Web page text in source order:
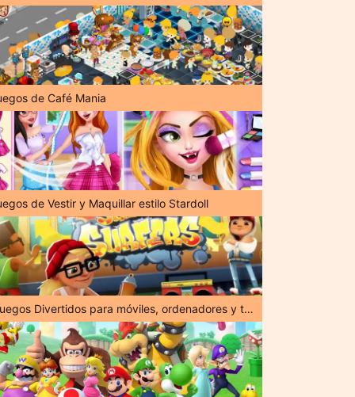
de Café Mania
de Vestir y Maquillar estilo Stardoll
¡Juegos Divertidos para móviles, ordenadores y tabletas!